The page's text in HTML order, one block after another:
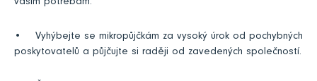
vašim potřebám.
• Vyhýbejte se mikropůjčkám za vysoký úrok od pochybných
poskytovatelů a půjčujte si raději od zavedených společností.